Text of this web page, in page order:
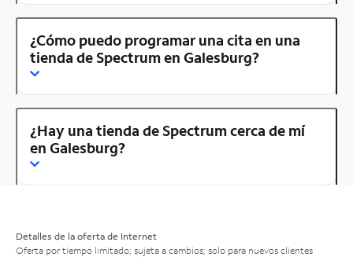
¿Cómo puedo programar una cita en una
tienda de Spectrum en Galesburg?
¿Hay una tienda de Spectrum cerca de mí
en Galesburg?
Detalles de la oferta de Internet
Oferta por tiempo limitado; sujeta a cambios; solo para nuevos clientes